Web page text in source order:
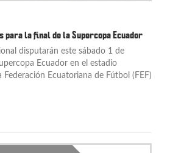
para la final de la Supercopa Ecuador
disputarán este sábado 1 de
Ecuador en el estadio
Ecuatoriana de Fútbol (FEF)